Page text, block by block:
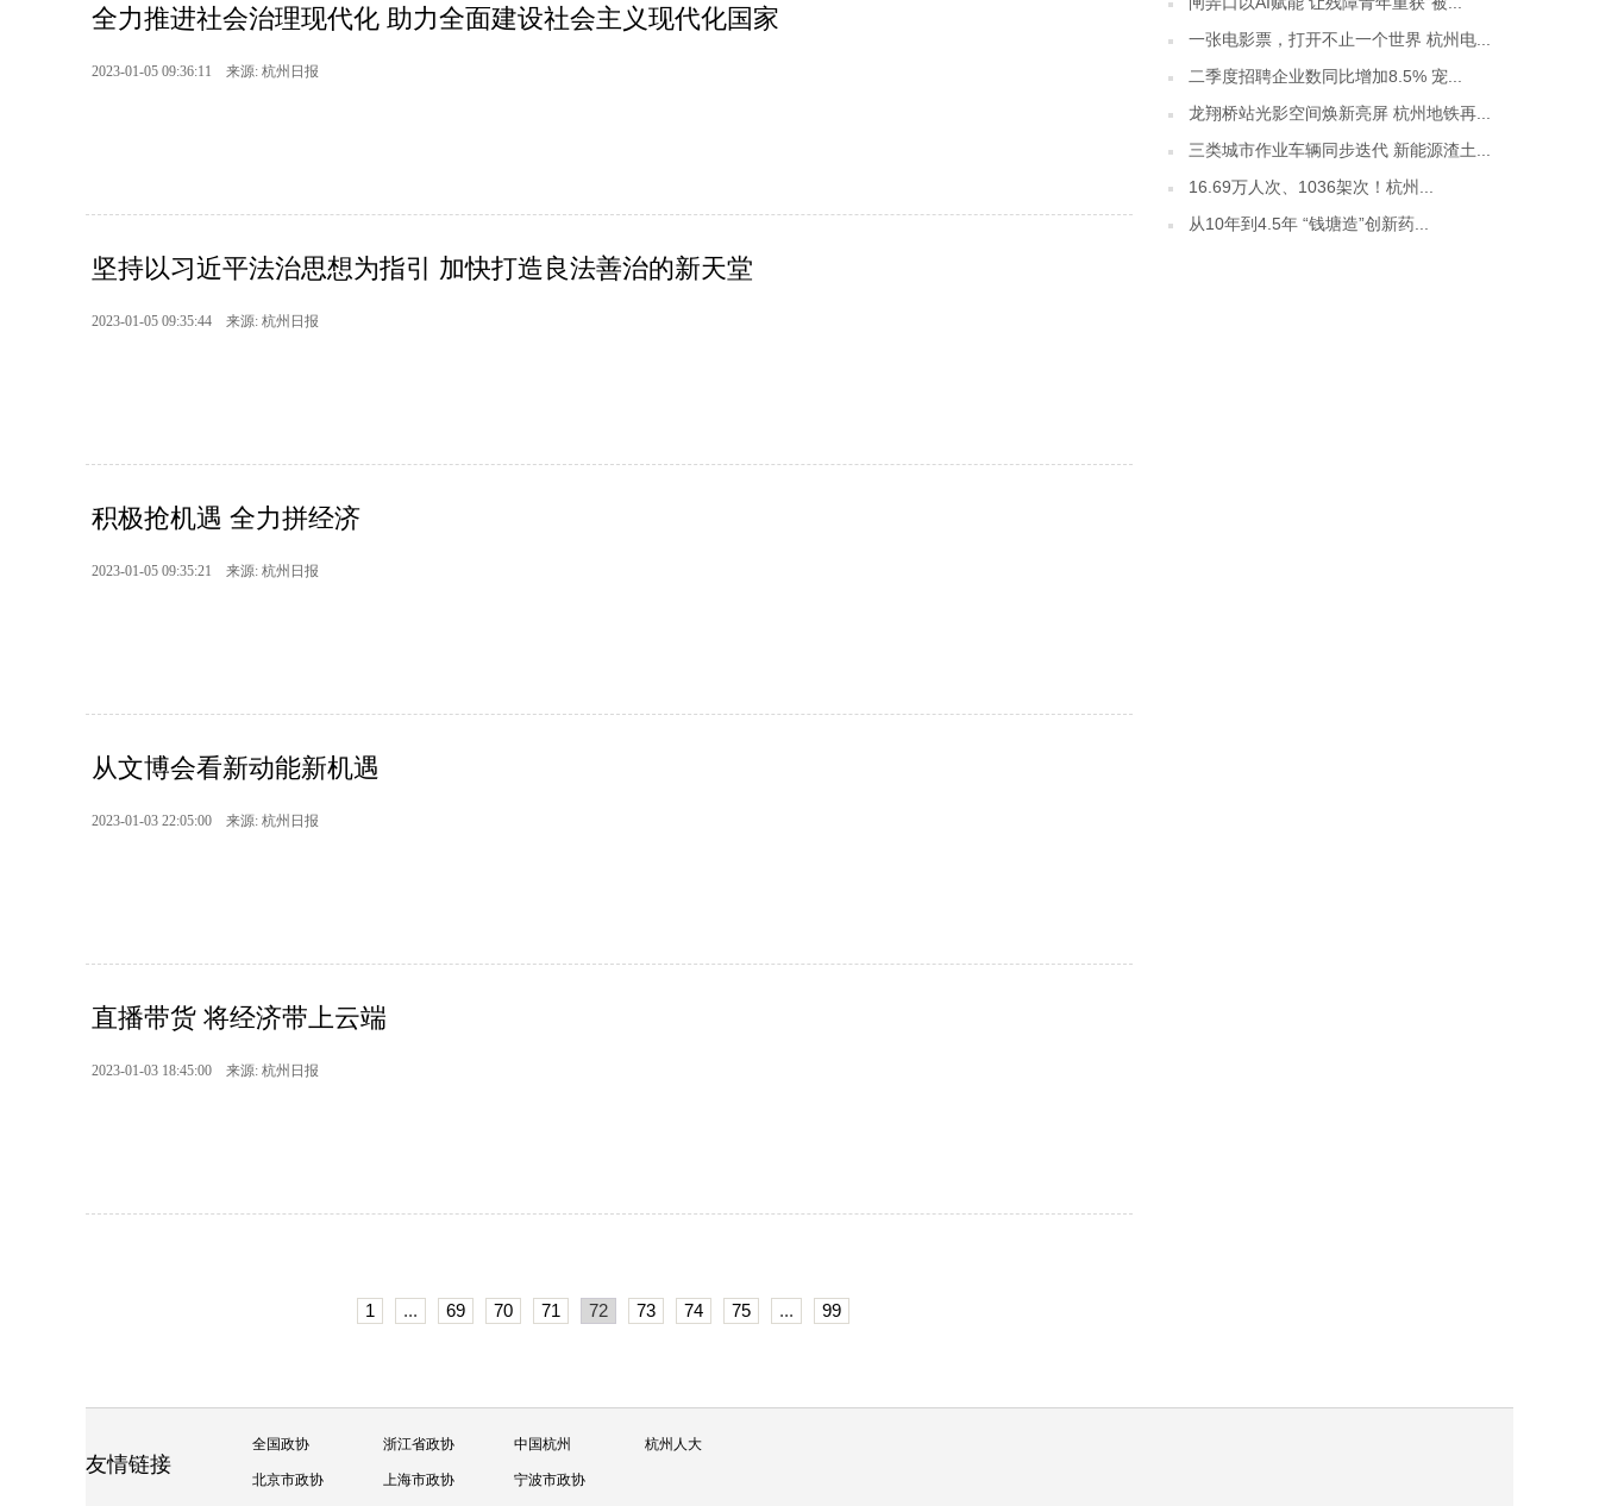
全力推进社会治理现代化 助力全面建设社会主义现代化国家
2023-01-05 09:36:11 来源: 杭州日报
坚持以习近平法治思想为指引 加快打造良法善治的新天堂
2023-01-05 09:35:44 来源: 杭州日报
积极抢机遇 全力拼经济
2023-01-05 09:35:21 来源: 杭州日报
从文博会看新动能新机遇
2023-01-03 22:05:00 来源: 杭州日报
直播带货 将经济带上云端
2023-01-03 18:45:00 来源: 杭州日报
1 ... 69 70 71 72 73 74 75 ... 99
一张电影票，打开不止一个世界 杭州电...
二季度招聘企业数同比增加8.5% 宠...
龙翔桥站光影空间焕新亮屏 杭州地铁再...
三类城市作业车辆同步迭代 新能源渣土...
16.69万人次、1036架次！杭州...
从10年到4.5年 “钱塘造”创新药...
友情链接
全国政协 浙江省政协 中国杭州 杭州人大
北京市政协 上海市政协 宁波市政协